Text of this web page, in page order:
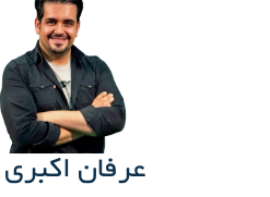
عرفان اکبری